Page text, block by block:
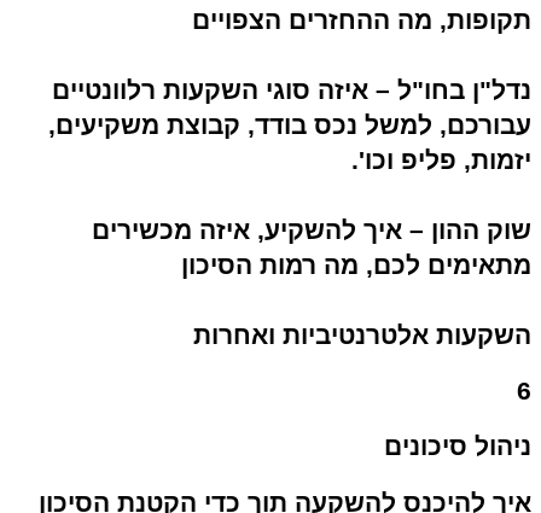
תקופות, מה ההחזרים הצפויים
נדל"ן בחו"ל – איזה סוגי השקעות רלוונטיים
עבורכם, למשל נכס בודד, קבוצת משקיעים,
יזמות, פליפ וכו'.
שוק ההון – איך להשקיע, איזה מכשירים
מתאימים לכם, מה רמות הסיכון
השקעות אלטרנטיביות ואחרות
6
ניהול סיכונים
איך להיכנס להשקעה תוך כדי הקטנת הסיכון